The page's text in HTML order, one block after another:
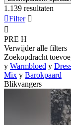
1.139 resultaten
Filter 

PRE H
Verwijder alle filters
Zoekopdracht
y Warmbloed y
Mix y Barokpaard
Blikvangers